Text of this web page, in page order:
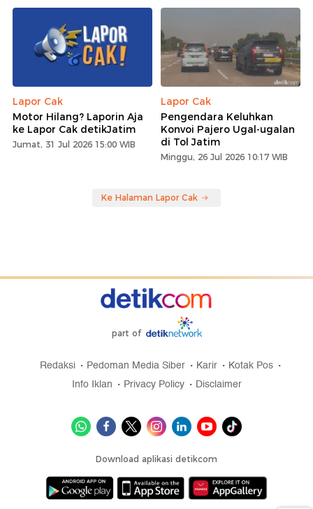
Lapor Cak
Motor Hilang? Laporin Aja
ke Lapor Cak detikJatim
Jumat, 31 Jul 2026 15:00 WIB
Lapor Cak
Pengendara Keluhkan
Konvoi Pajero Ugal-ugalan
di Tol Jatim
Minggu, 26 Jul 2026 10:17 WIB
Ke Halaman Lapor Cak
part of
Redaksi Pedoman Media Siber Karir
Kotak Pos
Info Iklan
Privacy Policy Disclaimer
Download aplikasi detikcom